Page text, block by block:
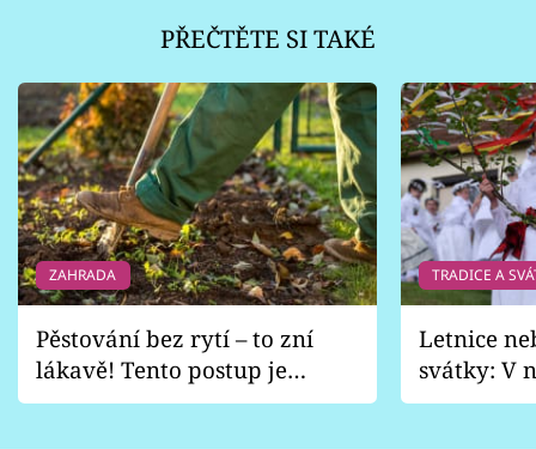
PŘEČTĚTE SI TAKÉ
ZAHRADA
Pěstování bez rytí – to zní
lákavě! Tento postup je
vhodný jen pro některé
TRADICE A
Letnice
svátky: V
pondělí